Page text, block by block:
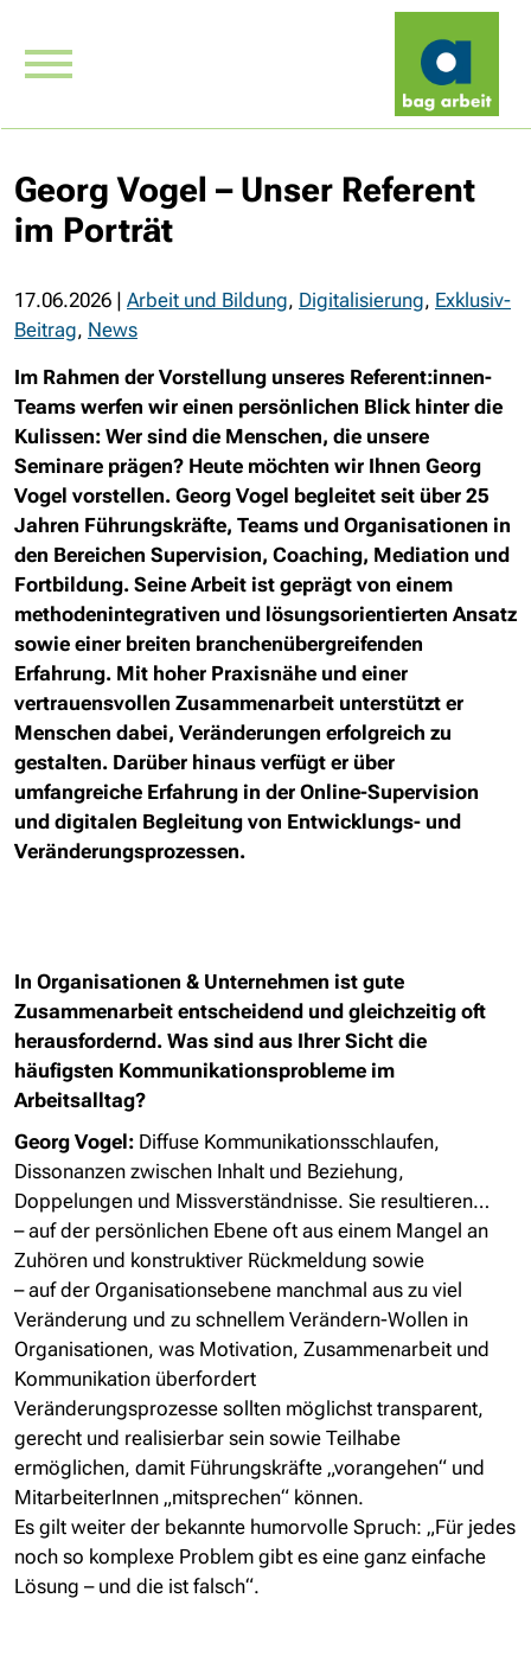
Georg Vogel – Unser Referent
im Porträt
17.06.2026 | Arbeit und Bildung, Digitalisierung, Exklusiv-
Beitrag, News
Im Rahmen der Vorstellung unseres Referent:innen-
Teams werfen wir einen persönlichen Blick hinter die
Kulissen: Wer sind die Menschen, die unsere
Seminare prägen? Heute möchten wir Ihnen Georg
Vogel vorstellen. Georg Vogel begleitet seit über 25
Jahren Führungskräfte, Teams und Organisationen in
den Bereichen Supervision, Coaching, Mediation und
Fortbildung. Seine Arbeit ist geprägt von einem
methodenintegrativen und lösungsorientierten Ansatz
sowie einer breiten branchenübergreifenden
Erfahrung. Mit hoher Praxisnähe und einer
vertrauensvollen Zusammenarbeit unterstützt er
Menschen dabei, Veränderungen erfolgreich zu
gestalten. Darüber hinaus verfügt er über
umfangreiche Erfahrung in der Online-Supervision
und digitalen Begleitung von Entwicklungs- und
Veränderungsprozessen.
In Organisationen & Unternehmen ist gute
Zusammenarbeit entscheidend und gleichzeitig oft
herausfordernd. Was sind aus Ihrer Sicht die
häufigsten Kommunikationsprobleme im
Arbeitsalltag?
Georg Vogel: Diffuse Kommunikationsschlaufen,
Dissonanzen zwischen Inhalt und Beziehung,
Doppelungen und Missverständnisse. Sie resultieren…
– auf der persönlichen Ebene oft aus einem Mangel an
Zuhören und konstruktiver Rückmeldung sowie
– auf der Organisationsebene manchmal aus zu viel
Veränderung und zu schnellem Verändern-Wollen in
Organisationen, was Motivation, Zusammenarbeit und
Kommunikation überfordert
Veränderungsprozesse sollten möglichst transparent,
gerecht und realisierbar sein sowie Teilhabe
ermöglichen, damit Führungskräfte „vorangehen“ und
MitarbeiterInnen „mitsprechen“ können.
Es gilt weiter der bekannte humorvolle Spruch: „Für jedes
noch so komplexe Problem gibt es eine ganz einfache
Lösung – und die ist falsch“.